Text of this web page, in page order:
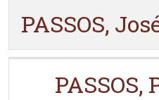
PASSOS,
PASSOS,